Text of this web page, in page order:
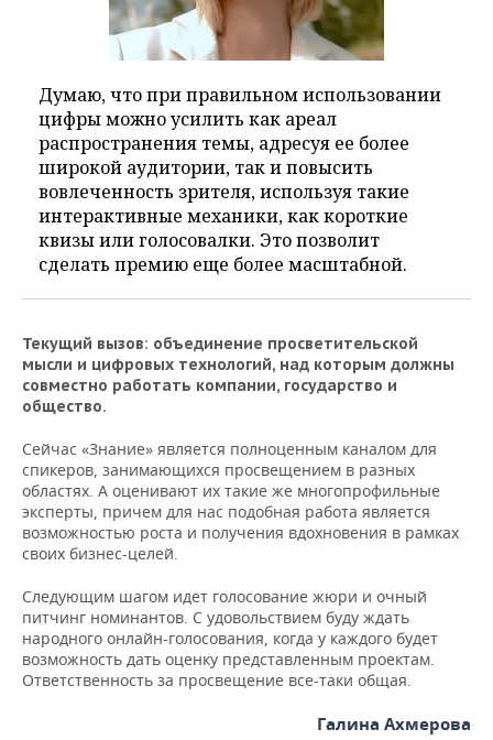
Думаю, что при правильном использовании
цифры можно усилить как ареал
распространения темы, адресуя ее более
широкой аудитории, так и повысить
вовлеченность зрителя, используя такие
интерактивные механики, как короткие
квизы или голосовалки. Это позволит
сделать премию еще более масштабной.
Текущий вызов: объединение просветительской
мысли и цифровых технологий, над которым должны
совместно работать компании, государство и
общество.
Сейчас «Знание» является полноценным каналом для
спикеров, занимающихся просвещением в разных
областях. А оценивают их такие же многопрофильные
эксперты, причем для нас подобная работа является
возможностью роста и получения вдохновения в рамках
своих бизнес-целей.
Следующим шагом идет голосование жюри и очный
питчинг номинантов. С удовольствием буду ждать
народного онлайн-голосования, когда у каждого будет
возможность дать оценку представленным проектам.
Ответственность за просвещение все-таки общая.
Галина Ахмерова